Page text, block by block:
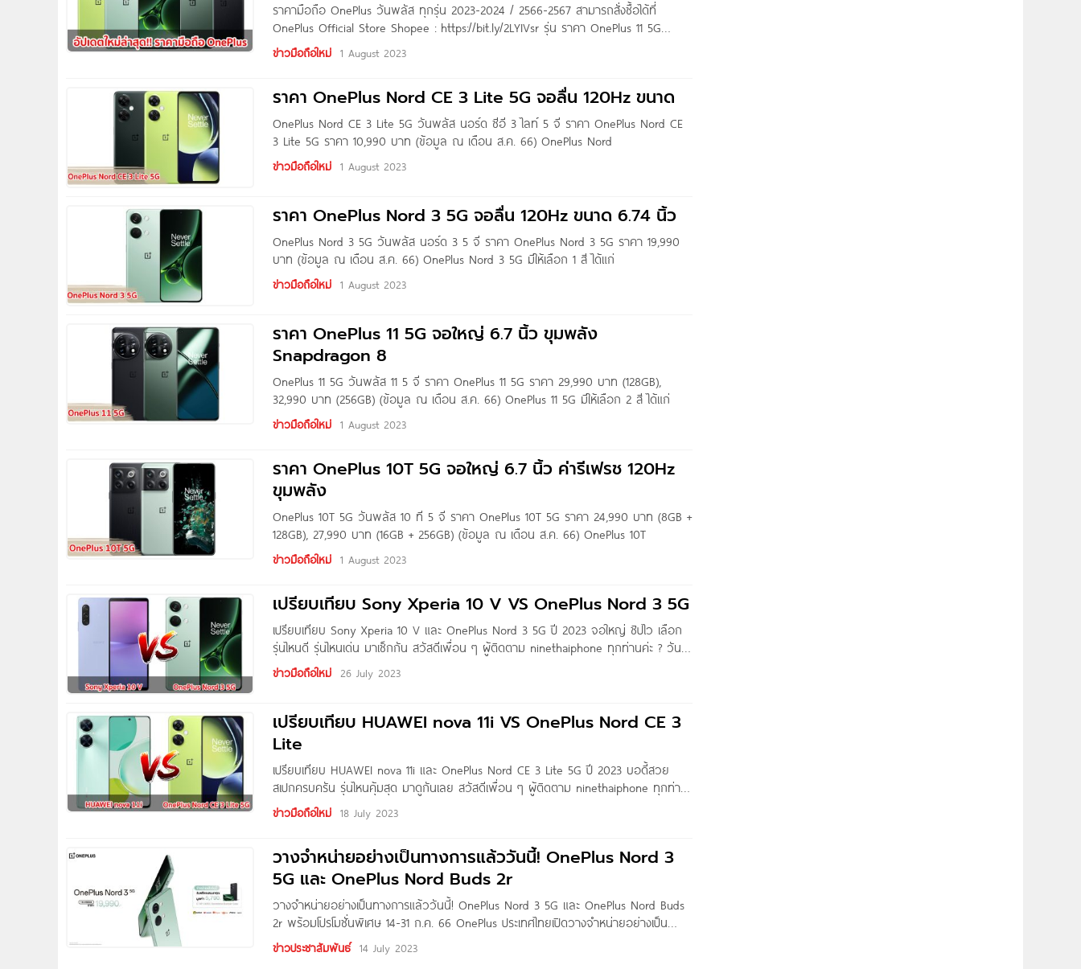
ราคามือถือ OnePlus วันพลัส ทุกรุ่น 2023-2024 / 2566-2567 สามารถสั่งซื้อได้ที่
OnePlus Official Store Shopee : https://bit.ly/2LYIVsr รุ่น ราคา OnePlus 11 5G
(256GB) วันพลัส 11 5 จี ราคา NEW! 32,990 OnePlus 11 5G
ข่าวมือถือใหม่ 1 August 2023
ราคา OnePlus Nord CE 3 Lite 5G จอลื่น 120Hz ขนาด
OnePlus Nord CE 3 Lite 5G วันพลัส นอร์ด ซีอี 3 ไลท์ 5 จี ราคา OnePlus Nord CE
3 Lite 5G ราคา 10,990 บาท (ข้อมูล ณ เดือน ส.ค. 66) OnePlus Nord
ข่าวมือถือใหม่ 1 August 2023
ราคา OnePlus Nord 3 5G จอลื่น 120Hz ขนาด 6.74 นิ้ว
OnePlus Nord 3 5G วันพลัส นอร์ด 3 5 จี ราคา OnePlus Nord 3 5G ราคา 19,990
บาท (ข้อมูล ณ เดือน ส.ค. 66) OnePlus Nord 3 5G มีให้เลือก 1 สี ได้แก่
ข่าวมือถือใหม่ 1 August 2023
ราคา OnePlus 11 5G จอใหญ่ 6.7 นิ้ว ขุมพลัง
Snapdragon 8
OnePlus 11 5G วันพลัส 11 5 จี ราคา OnePlus 11 5G ราคา 29,990 บาท (128GB),
32,990 บาท (256GB) (ข้อมูล ณ เดือน ส.ค. 66) OnePlus 11 5G มีให้เลือก 2 สี ได้แก่
ข่าวมือถือใหม่ 1 August 2023
ราคา OnePlus 10T 5G จอใหญ่ 6.7 นิ้ว ค่ารีเฟรช 120Hz
ขุมพลัง
OnePlus 10T 5G วันพลัส 10 ที 5 จี ราคา OnePlus 10T 5G ราคา 24,990 บาท (8GB +
128GB), 27,990 บาท (16GB + 256GB) (ข้อมูล ณ เดือน ส.ค. 66) OnePlus 10T
ข่าวมือถือใหม่ 1 August 2023
เปรียบเทียบ Sony Xperia 10 V VS OnePlus Nord 3 5G
เปรียบเทียบ Sony Xperia 10 V และ OnePlus Nord 3 5G ปี 2023 จอใหญ่ ชิปไว เลือก
รุ่นไหนดี รุ่นไหนเด่น มาเช็กกัน สวัสดีเพื่อน ๆ ผู้ติดตาม ninethaiphone ทุกท่านค่ะ ? วันนี้
แอดมินมีบทความรีวิวเปรียบเทียบ Sony Xperia 10 V และ OnePlus Nord
ข่าวมือถือใหม่ 26 July 2023
เปรียบเทียบ HUAWEI nova 11i VS OnePlus Nord CE 3
Lite
เปรียบเทียบ HUAWEI nova 11i และ OnePlus Nord CE 3 Lite 5G ปี 2023 บอดี้สวย
สเปกครบครัน รุ่นไหนคุ้มสุด มาดูกันเลย สวัสดีเพื่อน ๆ ผู้ติดตาม ninethaiphone ทุกท่าน
ค่ะ ? วันนี้แอดมินมีบทความรีวิวเปรียบเทียบ HUAWEI nova 11i และ OnePlus Nord CE
ข่าวมือถือใหม่ 18 July 2023
วางจำหน่ายอย่างเป็นทางการแล้ววันนี้! OnePlus Nord 3
5G และ OnePlus Nord Buds 2r
วางจำหน่ายอย่างเป็นทางการแล้ววันนี้! OnePlus Nord 3 5G และ OnePlus Nord Buds
2r พร้อมโปรโมชั่นพิเศษ 14-31 ก.ค. 66 OnePlus ประเทศไทยเปิดวางจำหน่ายอย่างเป็น
ทางการสำหรับสองผลิตภัณฑ์ใหม่ล่าสุดที่เพิ่มเข้ามาในตระกูล Nord – OnePlus Nord 3 5G
และ OnePlus Nord Buds 2r หลังจากการเปิดให้จองก่อนหน้านี้ โดยได้นำเทคโนโลยีชั้นนำ
ข่าวประชาสัมพันธ์ 14 July 2023